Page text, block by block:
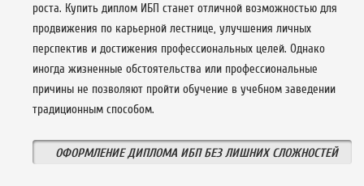
роста. Купить диплом ИБП станет отличной возможностью для
продвижения по карьерной лестнице, улучшения личных
перспектив и достижения профессиональных целей. Однако
иногда жизненные обстоятельства или профессиональные
причины не позволяют пройти обучение в учебном заведении
традиционным способом.
ОФОРМЛЕНИЕ ДИПЛОМА ИБП БЕЗ ЛИШНИХ СЛОЖНОСТЕЙ